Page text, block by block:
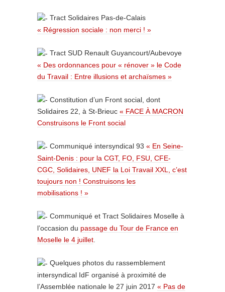
Tract Solidaires Pas-de-Calais
« Régression sociale : non merci ! »
Tract SUD Renault Guyancourt/Aubevoye
« Des ordonnances pour « rénover » le Code
du Travail : Entre illusions et archaïsmes »
Constitution d’un Front social, dont
Solidaires 22, à St-Brieuc « FACE À MACRON
Construisons le Front social
Communiqué intersyndical 93 « En Seine-
Saint-Denis : pour la CGT, FO, FSU, CFE-
CGC, Solidaires, UNEF la Loi Travail XXL, c’est
toujours non ! Construisons les
mobilisations ! »
Communiqué et Tract Solidaires Moselle à
l’occasion du passage du Tour de France en
Moselle le 4 juillet
Quelques photos du rassemblement
intersyndical IdF organisé à proximité de
l’Assemblée nationale le 27 juin 2017 « Pas de